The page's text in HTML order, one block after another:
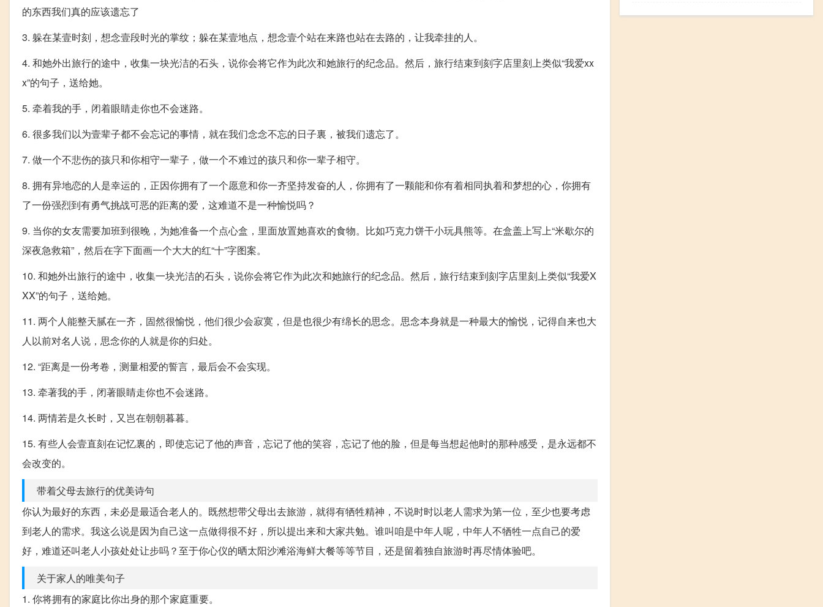
的东西我们真的应该遗忘了
3. 躲在某壹时刻，想念壹段时光的掌纹；躲在某壹地点，想念壹个站在来路也站在去路的，让我牵挂的人。
4. 和她外出旅行的途中，收集一块光洁的石头，说你会将它作为此次和她旅行的纪念品。然后，旅行结束到刻字店里刻上类似“我爱xx
x”的句子，送给她。
5. 牵着我的手，闭着眼睛走你也不会迷路。
6. 很多我们以为壹辈子都不会忘记的事情，就在我们念念不忘的日子裏，被我们遗忘了。
7. 做一个不悲伤的孩只和你相守一辈子，做一个不难过的孩只和你一辈子相守。
8. 拥有异地恋的人是幸运的，正因你拥有了一个愿意和你一齐坚持发奋的人，你拥有了一颗能和你有着相同执着和梦想的心，你拥有
了一份强烈到有勇气挑战可恶的距离的爱，这难道不是一种愉悦吗？
9. 当你的女友需要加班到很晚，为她准备一个点心盒，里面放置她喜欢的食物。比如巧克力饼干小玩具熊等。在盒盖上写上“米歇尔的
深夜急救箱”，然后在字下面画一个大大的红“十”字图案。
10. 和她外出旅行的途中，收集一块光洁的石头，说你会将它作为此次和她旅行的纪念品。然后，旅行结束到刻字店里刻上类似“我爱X
XX”的句子，送给她。
11. 两个人能整天腻在一齐，固然很愉悦，他们很少会寂寞，但是也很少有绵长的思念。思念本身就是一种最大的愉悦，记得自来也大
人以前对名人说，思念你的人就是你的归处。
12. “距离是一份考卷，测量相爱的誓言，最后会不会实现。
13. 牵著我的手，闭著眼睛走你也不会迷路。
14. 两情若是久长时，又岂在朝朝暮暮。
15. 有些人会壹直刻在记忆裏的，即使忘记了他的声音，忘记了他的笑容，忘记了他的脸，但是每当想起他时的那种感受，是永远都不
会改变的。
带着父母去旅行的优美诗句
你认为最好的东西，未必是最适合老人的。既然想带父母出去旅游，就得有牺牲精神，不说时时以老人需求为第一位，至少也要考虑
到老人的需求。我这么说是因为自己这一点做得很不好，所以提出来和大家共勉。谁叫咱是中年人呢，中年人不牺牲一点自己的爱
好，难道还叫老人小孩处处让步吗？至于你心仪的晒太阳沙滩浴海鲜大餐等等节目，还是留着独自旅游时再尽情体验吧。
关于家人的唯美句子
1. 你将拥有的家庭比你出身的那个家庭重要。